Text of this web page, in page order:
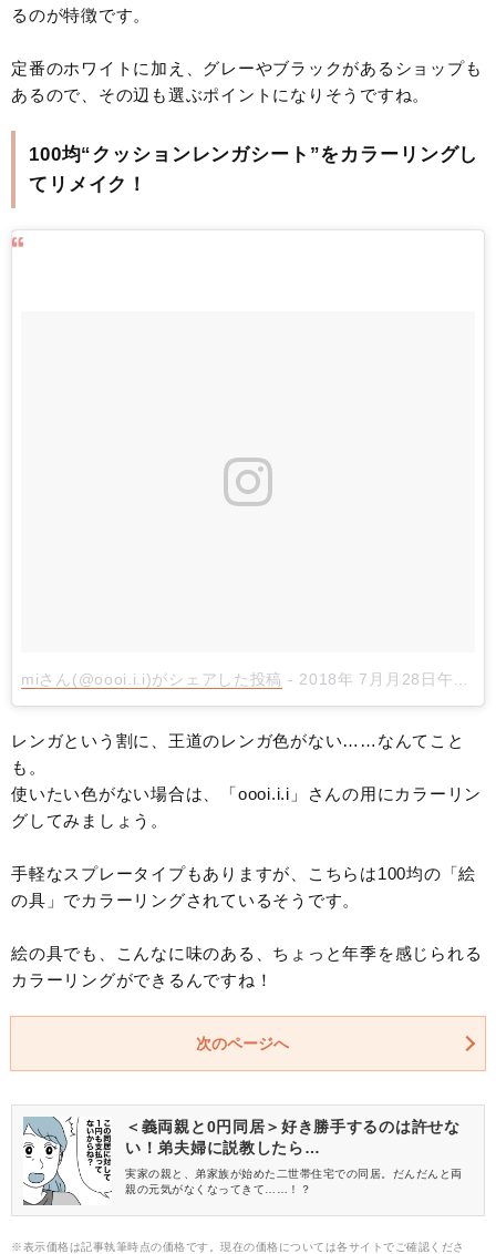
るのが特徴です。
定番のホワイトに加え、グレーやブラックがあるショップも
あるので、その辺も選ぶポイントになりそうですね。
100均“クッションレンガシート”をカラーリングし
てリメイク！
miさん(@oooi.i.i)がシェアした投稿 - 2018年 7月月28日午前2時34分PDT
レンガという割に、王道のレンガ色がない……なんてこと
も。
使いたい色がない場合は、「oooi.i.i」さんの用にカラーリン
グしてみましょう。
手軽なスプレータイプもありますが、こちらは100均の「絵
の具」でカラーリングされているそうです。
絵の具でも、こんなに味のある、ちょっと年季を感じられる
カラーリングができるんですね！
次のページへ
＜義両親と0円同居＞好き勝手するのは許せな
い！弟夫婦に説教したら…
実家の親と、弟家族が始めた二世帯住宅での同居。だんだんと両
親の元気がなくなってきて……！？
※表示価格は記事執筆時点の価格です。現在の価格については各サイトでご確認くださ